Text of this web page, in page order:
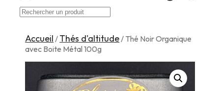
Recherche
Accueil / Thés d'altitude/ Thé Noir Organique
avec Boite Métal 100g